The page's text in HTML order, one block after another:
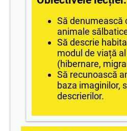
Să denumească
animale
Să descrie
modul de viață
(hibernare,
Să recunoască
baza imaginilor,
descrierilor.